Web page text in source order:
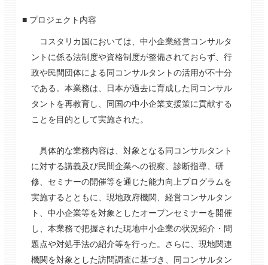
■ プロジェクト内容
コスタリカ国においては、中小企業経営コンサルタ
ントに係る法制度や資格制度が整備されておらず、行
政や民間団体による同コンサルタントの活用が不十分
である。本業務は、日本が過去に育成した同コンサル
タントを再教育し、同国の中小企業支援策に貢献する
ことを目的として実施された。
具体的な業務内容は、対象となる同コンサルタント
に対する講義及び民間企業への視察、診断指導、研
修、セミナーの開催等を通じた能力向上プログラムを
実施するとともに、現地政府機関、経営コンサルタン
ト、中小企業等を対象としたオープンセミナーを開催
し、本業務で把握された現地中小企業の状況紹介・問
題点や対処手法の紹介等を行った。さらに、現地関連
機関を対象とした訪問調査に基づき、同コンサルタン